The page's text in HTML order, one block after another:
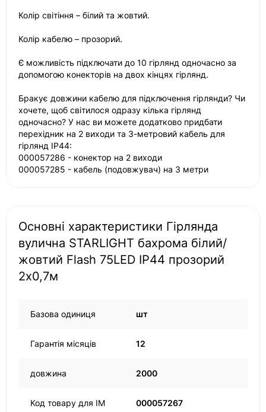
Колір світіння – білий та жовтий.
Колір кабелю – прозорий.
Є можливість підключати до 10 гірлянд одночасно за
допомогою конекторів на двох кінцях гірлянд.
Бракує довжини кабелю для підключення гірлянди? Чи
хочете, щоб світилося одразу кілька гірлянд
одночасно? У нас ви можете додатково придбати
перехідник на 2 виходи та 3-метровий кабель для
гірлянд IP44:
000057286 - конектор на 2 виходи
000057285 - кабель (подовжувач) на 3 метри
Основні характеристики Гірлянда
вулична STARLIGHT бахрома білий/
жовтий Flash 75LED IP44 прозорий
2x0,7м
Базова одиниця шт
Гарантія місяців 12
довжина 2000
Код товару для ІМ 000057267